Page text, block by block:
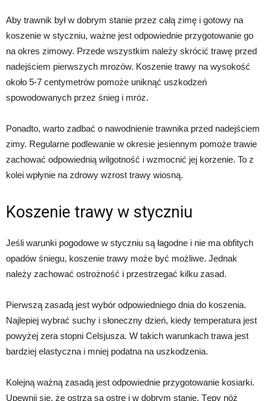
Aby trawnik był w dobrym stanie przez całą zimę i gotowy na
koszenie w styczniu, ważne jest odpowiednie przygotowanie go
na okres zimowy. Przede wszystkim należy skrócić trawę przed
nadejściem pierwszych mrozów. Koszenie trawy na wysokość
około 5-7 centymetrów pomoże uniknąć uszkodzeń
spowodowanych przez śnieg i mróz.
Ponadto, warto zadbać o nawodnienie trawnika przed nadejściem
zimy. Regularne podlewanie w okresie jesiennym pomoże trawie
zachować odpowiednią wilgotność i wzmocnić jej korzenie. To z
kolei wpłynie na zdrowy wzrost trawy wiosną.
Koszenie trawy w styczniu
Jeśli warunki pogodowe w styczniu są łagodne i nie ma obfitych
opadów śniegu, koszenie trawy może być możliwe. Jednak
należy zachować ostrożność i przestrzegać kilku zasad.
Pierwszą zasadą jest wybór odpowiedniego dnia do koszenia.
Najlepiej wybrać suchy i słoneczny dzień, kiedy temperatura jest
powyżej zera stopni Celsjusza. W takich warunkach trawa jest
bardziej elastyczna i mniej podatna na uszkodzenia.
Kolejną ważną zasadą jest odpowiednie przygotowanie kosiarki.
Upewnij się, że ostrza są ostre i w dobrym stanie. Tępy nóż